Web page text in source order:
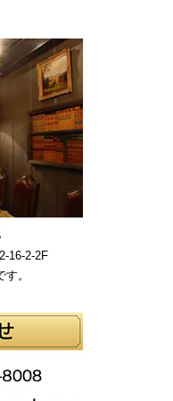
16-2-2F
。